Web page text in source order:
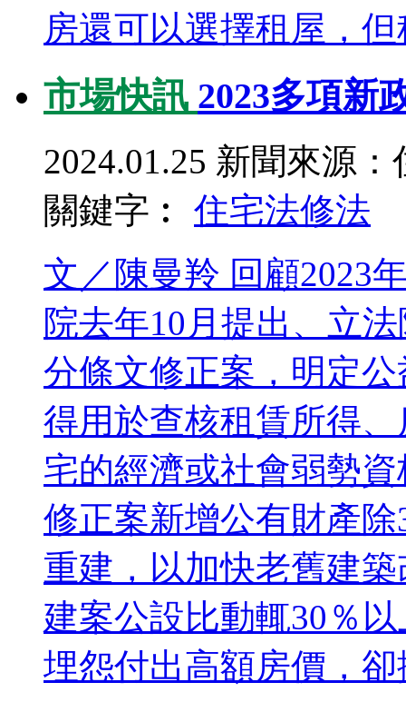
房還可以選擇租屋，但
市場快訊 2023多項新
2024.01.25 新聞來源：
關鍵字︰ 住宅法修法
文／陳曼羚 回顧2023
院去年10月提出、立
分條文修正案，明定
得用於查核租賃所得
宅的經濟或社會弱勢
修正案新增公有財產
重建，以加快老舊建
建案公設比動輒30％
埋怨付出高額房價，卻